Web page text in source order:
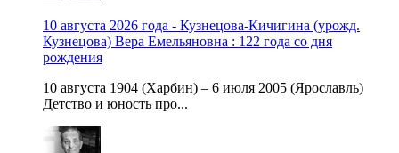
10 августа 2026 года - Кузнецова-Кичигина (урожд.
Кузнецова) Вера Емельяновна : 122 года со дня
рождения
10 августа 1904 (Харбин) – 6 июля 2005 (Ярославль)
Детство и юность про...